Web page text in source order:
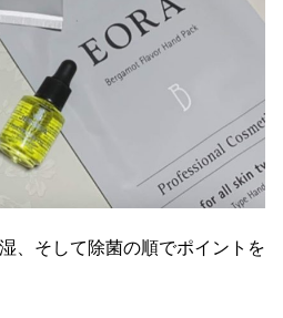
、そして除菌の順でポイントを